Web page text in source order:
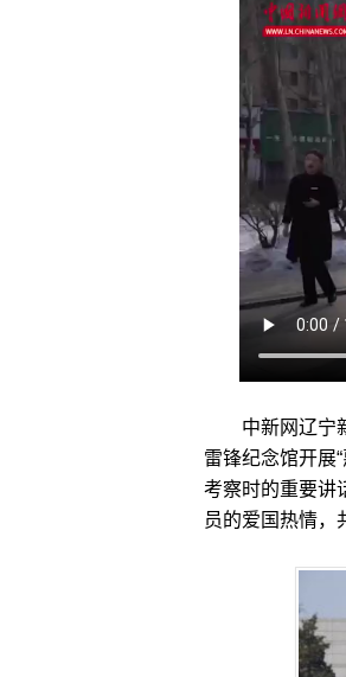
中新网辽宁新
雷锋纪念馆开展
考察时的重要讲
员的爱国热情，